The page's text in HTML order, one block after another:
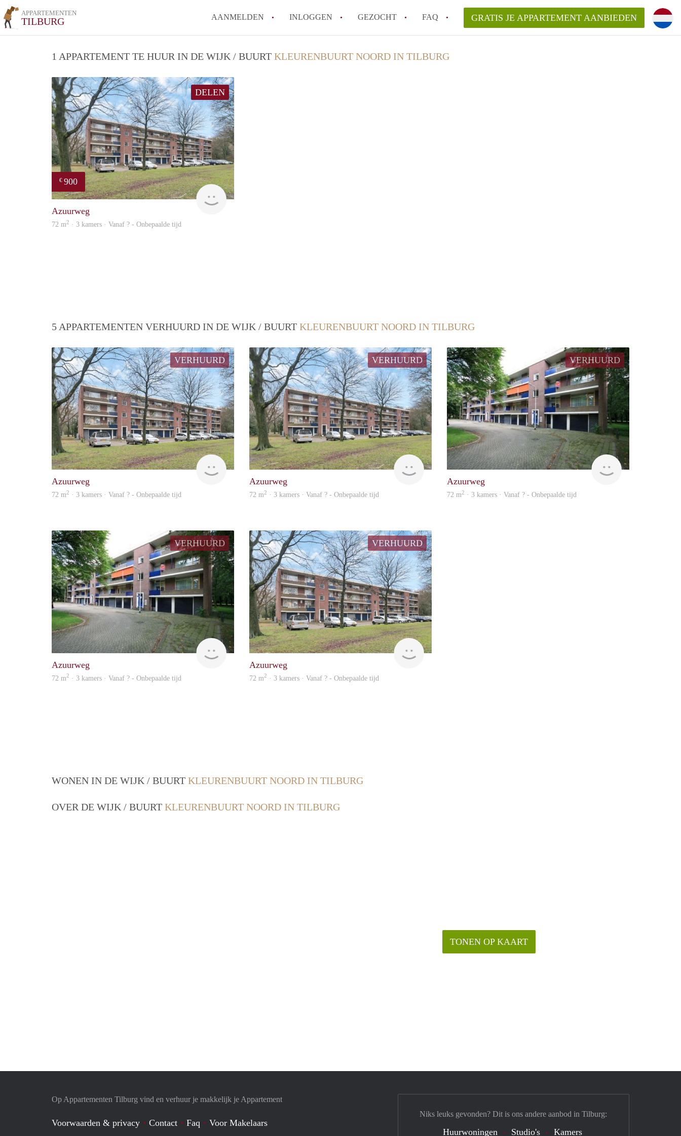
APPARTEMENTEN
TILBURG AANMELDEN INLOGGEN GEZOCHT FAQ GRATIS JE APPARTEMENT AANBIEDEN
1 APPARTEMENT TE HUUR IN DE WIJK / BUURT KLEURENBUURT NOORD IN TILBURG
DELEN
€ 900
finder
Azuurweg
72 m2 · 3 kamers · Vanaf ? - Onbepaalde tijd
5 APPARTEMENTEN VERHUURD IN DE WIJK / BUURT KLEURENBUURT NOORD IN TILBURG
VERHUURD
Woning
Azuurweg
72 m2 · 3 kamers · Vanaf ? - Onbepaalde tijd
VERHUURD
finder
Azuurweg
72 m2 · 3 kamers · Vanaf ? - Onbepaalde tijd
VERHUURD
finder
Azuurweg
72 m2 · 3 kamers · Vanaf ? - Onbepaalde tijd
VERHUURD
finder
Azuurweg
72 m2 · 3 kamers · Vanaf ? - Onbepaalde tijd
VERHUURD
Woning
Azuurweg
72 m2 · 3 kamers · Vanaf ? - Onbepaalde tijd
WONEN IN DE WIJK / BUURT KLEURENBUURT NOORD IN TILBURG
OVER DE WIJK / BUURT KLEURENBUURT NOORD IN TILBURG
TONEN OP KAART
Op Appartementen Tilburg vind en verhuur je makkelijk je Appartement
Voorwaarden & privacy Contact Faq Voor Makelaars
Niks leuks gevonden? Dit is ons andere aanbod in Tilburg:
Huurwoningen Studio's Kamers